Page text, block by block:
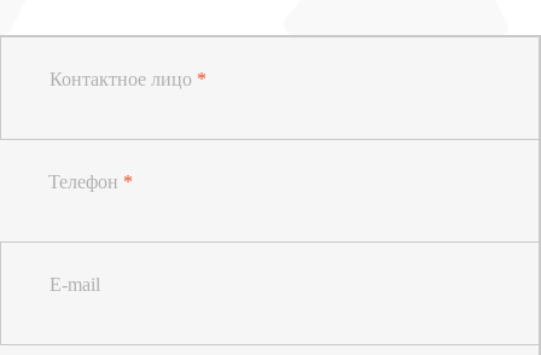
Контактное лицо *
Телефон *
E-mail